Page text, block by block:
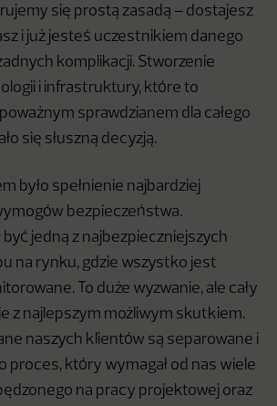
się prostą zasadą – dostajesz
i już jesteś uczestnikiem danego
komplikacji. Stworzenie
i infrastruktury, które to
sprawdzianem dla całego
się słuszną decyzją.
było spełnienie najbardziej
bezpieczeństwa.
być jedną z najbezpieczniejszych
na rynku, gdzie wszystko jest
To duże wyzwanie, ale cały
z najlepszym możliwym skutkiem.
naszych klientów są separowane i
proces, który wymagał od nas wiele
na pracy projektowej oraz